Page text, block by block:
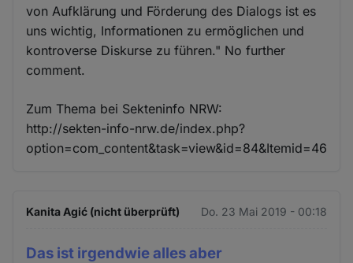
von Aufklärung und Förderung des Dialogs ist es
uns wichtig, Informationen zu ermöglichen und
kontroverse Diskurse zu führen." No further
comment.
Zum Thema bei Sekteninfo NRW:
http://sekten-info-nrw.de/index.php?
option=com_content&task=view&id=84&Itemid=46
Kanita Agić (nicht überprüft) Do. 23 Mai 2019 - 00:18
Das ist irgendwie alles aber